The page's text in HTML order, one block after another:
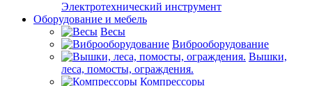
Электротехнический инструмент
Оборудование и мебель
Весы
Виброоборудование
Вышки,
леса, помосты, ограждения.
Компрессоры